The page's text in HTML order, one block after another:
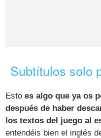
Subtítulos solo
Estoes algo que ya os
después de haber
los textos del juego al
entendéis bien el inglés